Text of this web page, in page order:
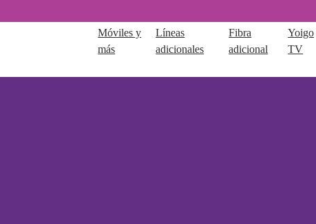
Móviles y
más
Líneas
adicionales
Fibra
adicional
Yoigo
TV